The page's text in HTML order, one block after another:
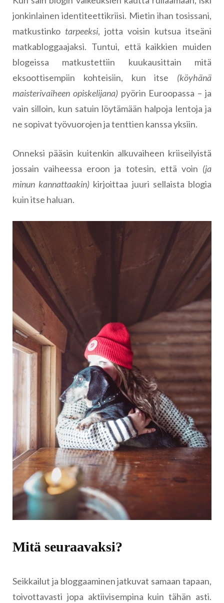
jonkinlainen identiteettikriisi. Mietin ihan tosissani,
matkustinko tarpeeksi, jotta voisin kutsua itseäni
matkabloggaajaksi. Tuntui, että kaikkien muiden
blogeissa matkustettiin kuukausittain mitä
eksoottisempiin kohteisiin, kun itse (köyhänä
maisterivaiheen opiskelijana)pyörin Euroopassa – ja
vain silloin, kun satuin löytämään halpoja lentoja ja
ne sopivat työvuorojen ja tenttien kanssa yksiin.
Onneksi pääsin kuitenkin alkuvaiheen kriiseilyistä
jossain vaiheessa eroon ja totesin, että voin (ja
minun kannattaakin) kirjoittaa juuri sellaista blogia
kuin itse haluan.
Mitä seuraavaksi?
Seikkailut ja bloggaaminen jatkuvat samaan tapaan,
toivottavasti jopa aktiivisempina kuin tähän asti.